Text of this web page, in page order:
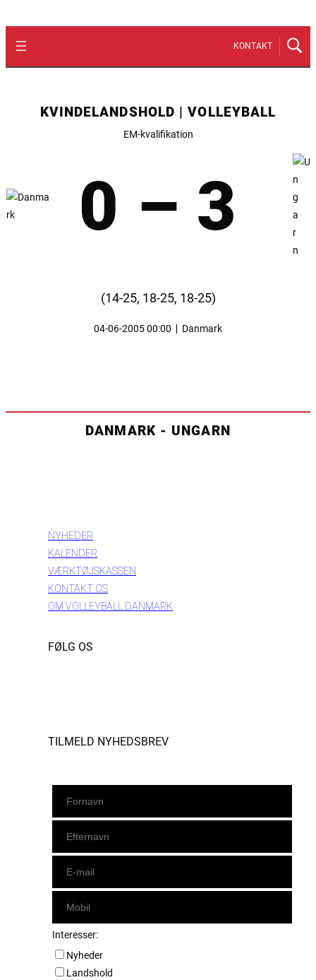
KONTAKT
KVINDELANDSHOLD | VOLLEYBALL
EM-kvalifikation
0 – 3
(14-25, 18-25, 18-25)
04-06-2005 00:00 Danmark
DANMARK - UNGARN
NYHEDER
KALENDER
VÆRKTØJSKASSEN
KONTAKT OS
OM VOLLEYBALL DANMARK
FØLG OS
TILMELD NYHEDSBREV
Interesser:
Nyheder
Landshold